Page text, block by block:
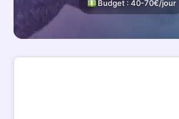
Budget : 40-70€/jour